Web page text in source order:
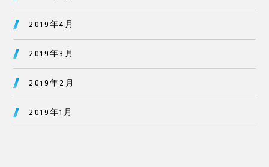
2019年4月
2019年3月
2019年2月
2019年1月